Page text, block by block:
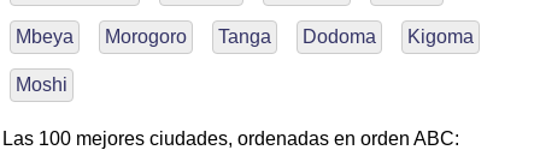
Mbeya Morogoro Tanga Dodoma Kigoma
Moshi
Las 100 mejores ciudades, ordenadas en orden ABC: